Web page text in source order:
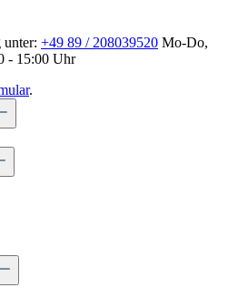
unter: +49 89 / 208039520 Mo-Do,
- 15:00 Uhr
.